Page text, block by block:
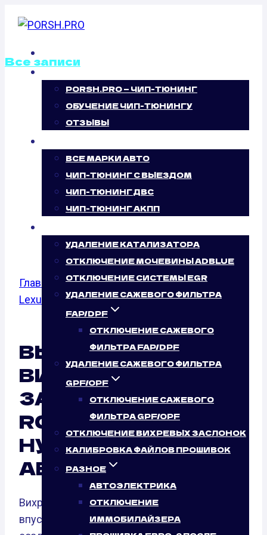
PORSH.PRO — ЧИП-ТЮНИНГ
ОБУЧЕНИЕ ЧИП-ТЮНИНГУ
ОТЗЫВЫ
ВСЕ МАРКИ АВТО
ЧИП-ТЮНИНГ С ВЫЕЗДОМ
ЧИП-ТЮНИНГ ДВС
ЧИП-ТЮНИНГ АКПП
УДАЛЕНИЕ КАТАЛИЗАТОРА
ОТКЛЮЧЕНИЕ МОЧЕВИНЫ ADBLUE
ОТКЛЮЧЕНИЕ СИСТЕМЫ EGR
УДАЛЕНИЕ САЖЕВОГО ФИЛЬТРА
FAP/DPF
ОТКЛЮЧЕНИЕ САЖЕВОГО
ФИЛЬТРА FAP/DPF
УДАЛЕНИЕ САЖЕВОГО ФИЛЬТРА
GPF/OPF
ОТКЛЮЧЕНИЕ САЖЕВОГО
ФИЛЬТРА GPF/OPF
ОТКЛЮЧЕНИЕ ВИХРЕВЫХ ЗАСЛОНОК
КАЛИБРОВКА ФАЙЛОВ ПРОШИВОК
РАЗНОЕ
АВТОЭЛЕКТРИКА
ОТКЛЮЧЕНИЕ
ИММОБИЛАЙЗЕРА
Все записи
ОТКЛЮЧЕНИЕ
ВИХРЕВЫХ
ЗАСЛОНОК
LEXUS RC 300H
(178 Л.С.)
Главная /Отключение вихревых заслонок
Lexus
/ 300h
ВЫКЛЮЧЕНИЕ
ВИХРЕВЫХ
ЗАСЛОНОК LEXUS
RC 300H (178 Л.С.):
НУЖНО ЛИ ЭТО
АВТО?
Вихревые заслонки — это элементы
впускного коллектора, созданные для